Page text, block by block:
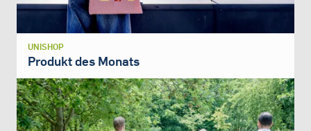
UNISHOP
Produkt des Monats